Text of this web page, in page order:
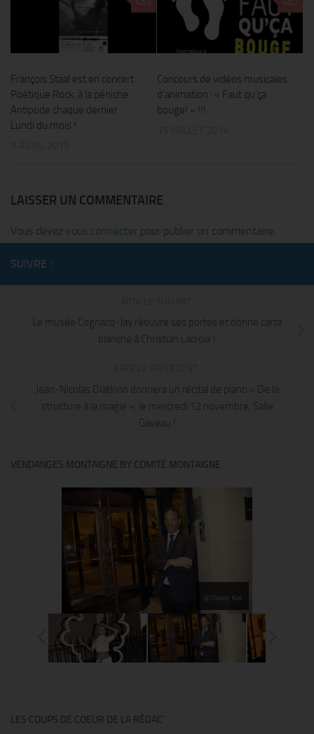
François Staal est en concert
Poétique Rock, à la péniche
Antipode chaque dernier
Lundi du mois !
Concours de vidéos musicales
d’animation : « Faut qu’ça
bouge! » !!!
LAISSER UN COMMENTAIRE
Vous devez vous connecter pour publier un commentaire.
SUIVRE :
Le musée Cognacq-Jay réouvre ses portes et donne carte
blanche à Christian Lacroix !
Jean-Nicolas Diatkino donnera un récital de piano « De la
structure à la magie », le mercredi 12 novembre, Salle
Gaveau !
VENDANGES MONTAIGNE BY COMITÉ MONTAIGNE
@Thierry Ker
LES COUPS DE COEUR DE LA RÉDAC’